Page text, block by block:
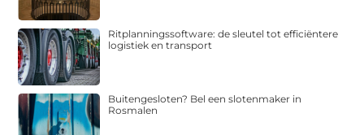
Ritplanningssoftware: de sleutel tot efficiëntere
logistiek en transport
Buitengesloten? Bel een slotenmaker in
Rosmalen